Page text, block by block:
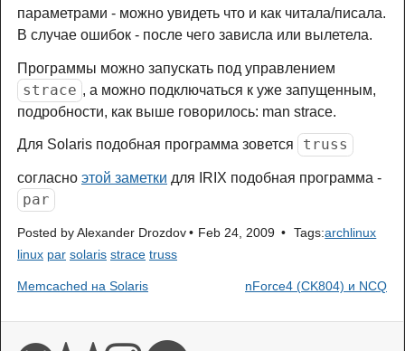
параметрами - можно увидеть что и как читала/писала.
В случае ошибок - после чего зависла или вылетела.
Программы можно запускать под управлением
strace , а можно подключаться к уже запущенным,
подробности, как выше говорилось: man strace.
Для Solaris подобная программа зовется truss
согласно этой заметки для IRIX подобная программа -
par
Posted by Alexander Drozdov Feb 24, 2009 Tags:archlinux
linux par solaris strace truss
Memcached на Solaris nForce4 (CK804) и NCQ